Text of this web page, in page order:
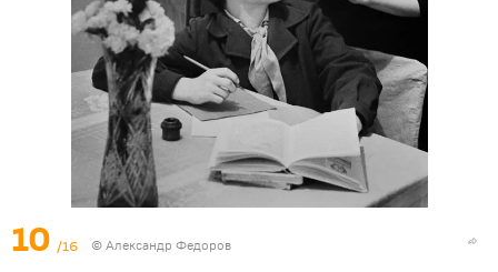
10 /16 © Александр Федоров